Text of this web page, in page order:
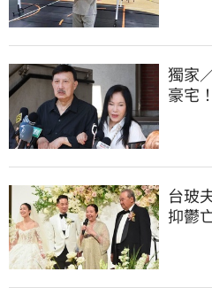
獨家
豪宅
台玻
抑鬱